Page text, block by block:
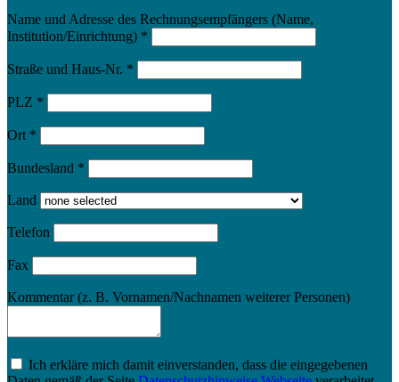
Name und Adresse des Rechnungsempfängers (Name,
Institution/Einrichtung) *
Straße und Haus-Nr. *
PLZ *
Ort *
Bundesland *
Land
Telefon
Fax
Kommentar (z. B. Vornamen/Nachnamen weiterer Personen)
Ich erkläre mich damit einverstanden, dass die eingegebenen